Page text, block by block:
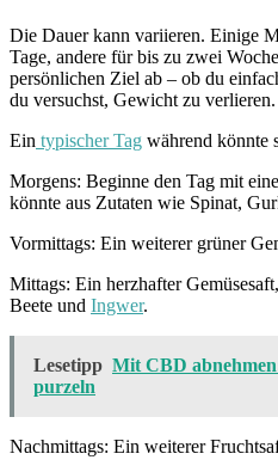
Die Dauer kann variieren. Einige
Tage, andere für bis zu zwei
persönlichen Ziel ab – ob du
du versuchst, Gewicht zu verlieren.
Ein typischer Tag während könnte
Morgens: Beginne den Tag mit
könnte aus Zutaten wie Spinat,
Vormittags: Ein weiterer grüner
Mittags: Ein herzhafter
Beete und Ingwer.
Lesetipp Mit CBD
purzeln
Nachmittags: Ein weiterer